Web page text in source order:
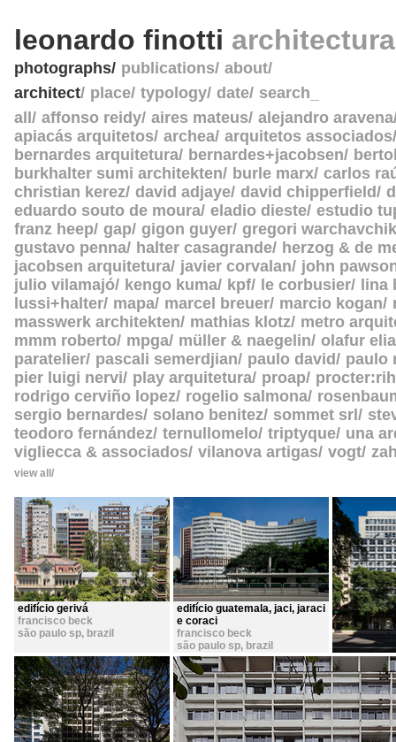
leonardo finotti
photographs publications about
architect place typology date search_
all
affonso reidy aires mateus alejandro aravena
apiacás arquitetos archea arquitetos associados
bernardes arquitetura
bernardes+jacobsen
burkhalter sumi architekten
burle marx carlos
christian kerez david adjaye david chipperfield
eduardo souto de moura eladio dieste estudio
franz heep gap gigon guyer gregori warchavchik
gustavo penna
halter casagrande
herzog & de
jacobsen arquitetura javier corvalan
john
julio vilamajó
kengo kuma kpf le corbusier
lina
lussi+halter mapa marcel breuer marcio kogan
masswerk architekten
mathias klotz metro
mmm roberto mpga müller & naegelin olafur
paratelier pascali semerdjian paulo david
paulo
pier luigi nervi
play arquitetura proap
rodrigo cerviño lopez rogelio salmona
sergio bernardes
solano benitez sommet srl
teodoro fernández ternullomelo triptyque una
vigliecca & associados vilanova artigas vogt
view all
edifício gerivá
francisco beck
são paulo sp, brazil
edifício guatemala, jaci, jaraci
e coraci
francisco beck
são paulo sp, brazil